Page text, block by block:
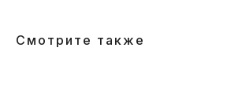
Смотрите также